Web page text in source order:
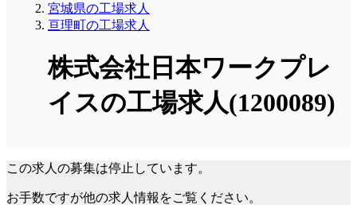
宮城県の工場求人
亘理町の工場求人
株式会社日本ワークプレ
イスの工場求人(1200089)
この求人の募集は停止しています。
お手数ですが他の求人情報をご覧ください。